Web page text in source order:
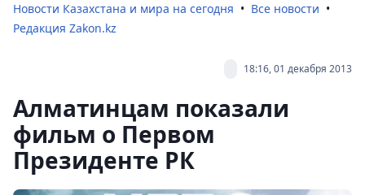
Новости Казахстана и мира на сегодня
Все новости
Редакция Zakon.kz
18:16, 01 декабря 2013
Алматинцам показали
фильм о Первом
Президенте РК